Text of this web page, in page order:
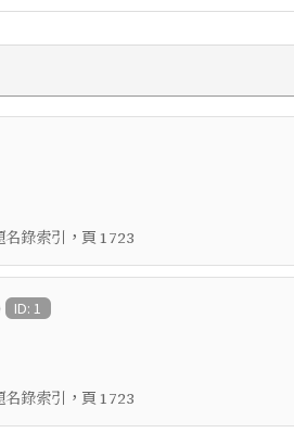
名錄索引 ，頁 1723
ID: 1
名錄索引 ，頁 1723